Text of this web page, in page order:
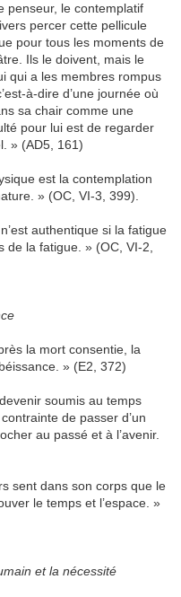
penseur, le contemplatif
percer cette pellicule
pour tous les moments de
Ils le doivent, mais le
qui a les membres rompus
à-dire d’une journée où
sa chair comme une
pour lui est de regarder
» (AD5, 161)
est la contemplation
» (OC, VI-3, 399).
authentique si la fatigue
de la fatigue. » (OC, VI-2,
la mort consentie, la
» (E2, 372)
soumis au temps
de passer d’un
au passé et à l’avenir.
sent dans son corps que le
le temps et l’espace. »
et la nécessité